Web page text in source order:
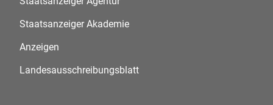
Staatsanzeiger Akademie
Anzeigen
Landesausschreibungsblatt